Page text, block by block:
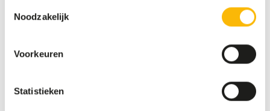
Noodzakelijk
Voorkeuren
Statistieken
Konijnendelen zijn een aanvullende voeding en onder andere
in combinatie met andere bevleesde botten, organen en
konijnenkarkas. Dit houdt in konijnenruggen met ribben en
vlees en/of konijnenbillen. Afhankelijk van wat er